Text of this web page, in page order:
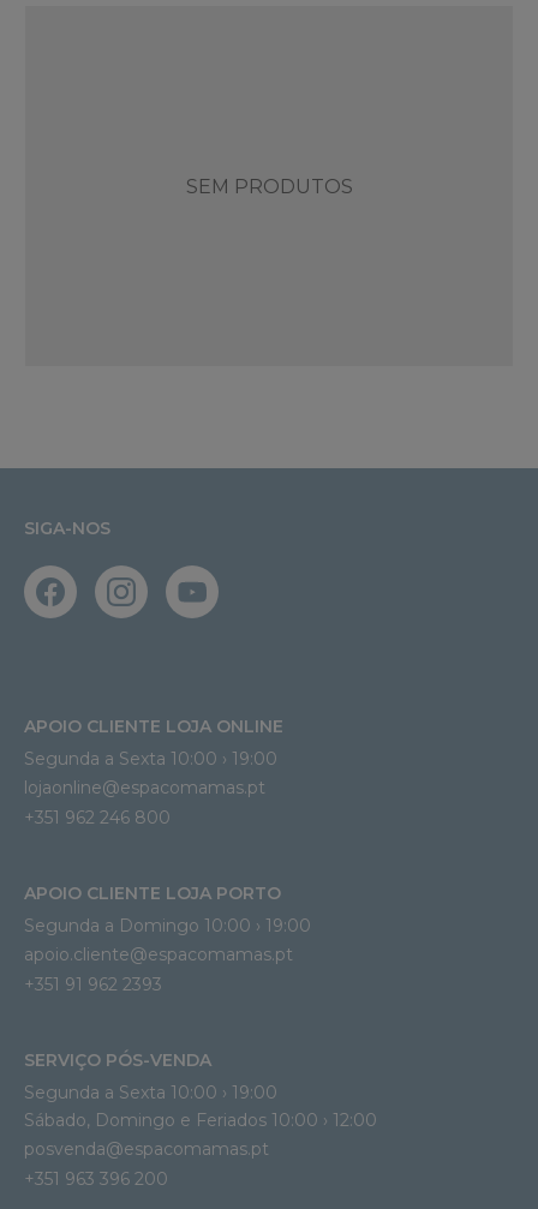
SEM PRODUTOS
SIGA-NOS
APOIO CLIENTE LOJA ONLINE
Segunda a Sexta 10:00 › 19:00
lojaonline@espacomamas.pt
+351 962 246 800
APOIO CLIENTE LOJA PORTO
Segunda a Domingo 10:00 › 19:00
apoio.cliente@espacomamas.pt
+351 91 962 2393
SERVIÇO PÓS-VENDA
Segunda a Sexta 10:00 › 19:00
Sábado, Domingo e Feriados 10:00 › 12:00
posvenda@espacomamas.pt
+351 963 396 200